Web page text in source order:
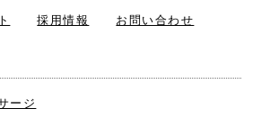
採用情報 お問い合わせ
ージ